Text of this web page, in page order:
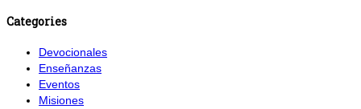
Categories
Devocionales
Enseñanzas
Eventos
Misiones